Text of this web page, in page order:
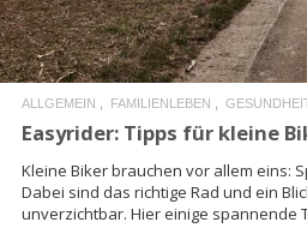
ALLGEMEIN FAMILIENLEBEN
Easyrider: Tipps für kleine
Kleine Biker brauchen vor allem eins:
Dabei sind das richtige Rad und ein
unverzichtbar. Hier einige spannende